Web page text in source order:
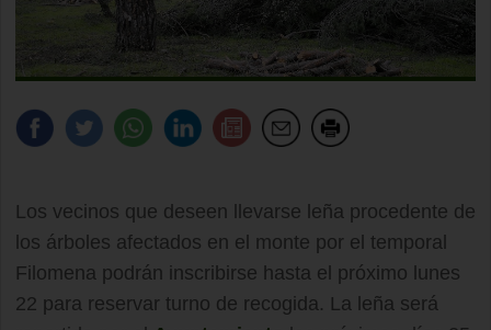
Los vecinos que deseen llevarse leña procedente de
los árboles afectados en el monte por el temporal
Filomena podrán inscribirse hasta el próximo lunes
22 para reservar turno de recogida. La leña será